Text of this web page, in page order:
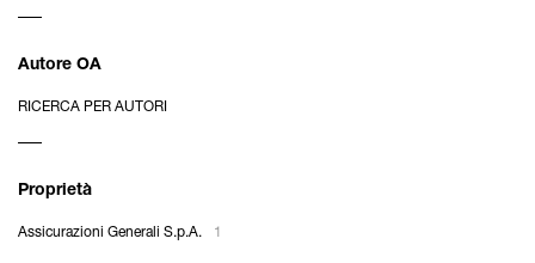
Autore OA
RICERCA PER AUTORI
Proprietà
Assicurazioni Generali S.p.A. 1